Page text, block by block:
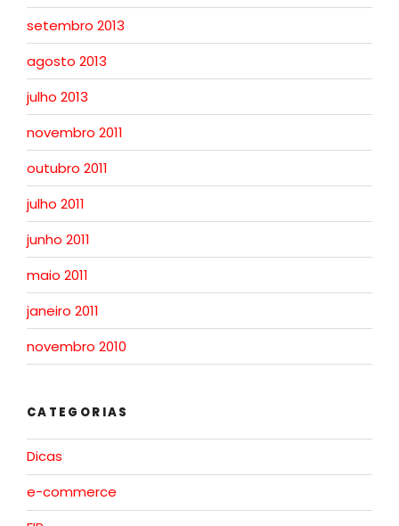
setembro 2013
agosto 2013
julho 2013
novembro 2011
outubro 2011
julho 2011
junho 2011
maio 2011
janeiro 2011
novembro 2010
CATEGORIAS
Dicas
e-commerce